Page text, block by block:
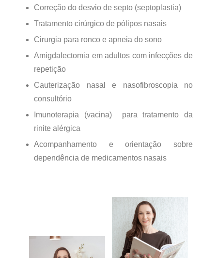
Correção do desvio de septo (septoplastia)
Tratamento cirúrgico de pólipos nasais
Cirurgia para ronco e apneia do sono
Amigdalectomia em adultos com infecções de
repetição
Cauterização nasal e nasofibroscopia no
consultório
Imunoterapia (vacina) para tratamento da
rinite alérgica
Acompanhamento e orientação sobre
dependência de medicamentos nasais